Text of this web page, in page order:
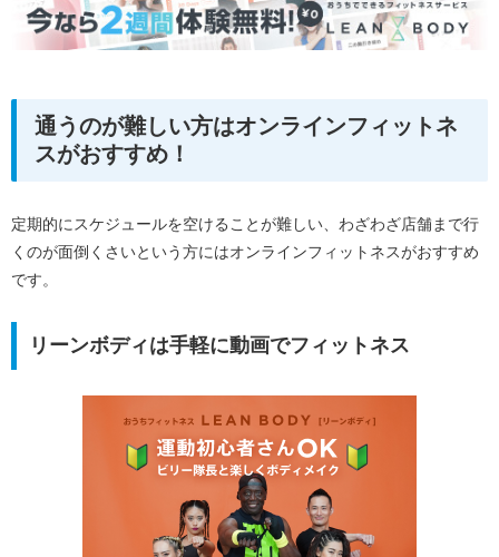
通うのが難しい方はオンラインフィットネ
スがおすすめ！
定期的にスケジュールを空けることが難しい、わざわざ店舗まで行
くのが面倒くさいという方にはオンラインフィットネスがおすすめ
です。
リーンボディは手軽に動画でフィットネス